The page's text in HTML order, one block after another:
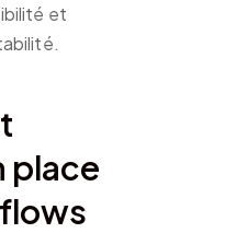
et
place